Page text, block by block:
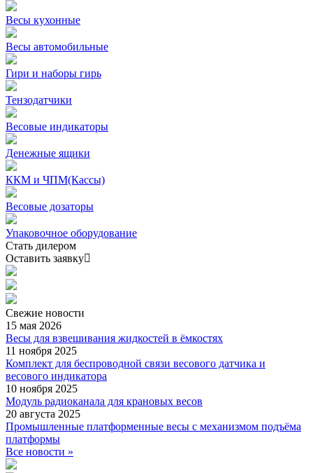
Весы кухонные
Весы автомобильные
Гири и наборы гирь
Тензодатчики
Весовые индикаторы
Денежные ящики
ККМ и ЧПМ(Кассы)
Весовые дозаторы
Упаковочное оборудование
Стать дилером
Оставить заявку
Свежие новости
15 мая 2026
Весы для взвешивания жидкостей в ёмкостях
11 ноября 2025
Комплект для беспроводной связи весового датчика и
весового индикатора
10 ноября 2025
Модуль радиоканала для крановых весов
20 августа 2025
Промышленные платформенные весы с механизмом подъёма
платформы
Все новости »